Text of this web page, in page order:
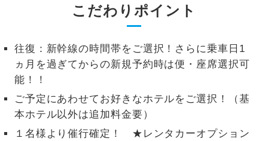
こだわりポイント
往復：新幹線の時間帯をご選択！さらに乗車日1
ヵ月を過ぎてからの新規予約時は便・座席選択可
能！！
ご予定にあわせてお好きなホテルをご選択！（基
本ホテル以外は追加料金要）
１名様より催行確定！ ★レンタカーオプション
お部屋にてゆっくりとお召し上がりいた
だけます。
トラベルイヤ
ホン
周りの音を気にせず、ガイドさんの説明
をじっくり聞くことができます。
す。
2名様催行
す。